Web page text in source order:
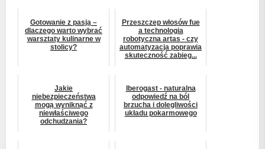
Gotowanie z pasją –
dlaczego warto wybrać
warsztaty kulinarne w
stolicy?
Przeszczep włosów fue
a technologia
robotyczna artas - czy
automatyzacja poprawia
skuteczność zabieg...
Jakie
niebezpieczeństwa
mogą wyniknąć z
niewłaściwego
odchudzania?
Iberogast - naturalna
odpowiedź na ból
brzucha i dolegliwości
układu pokarmowego